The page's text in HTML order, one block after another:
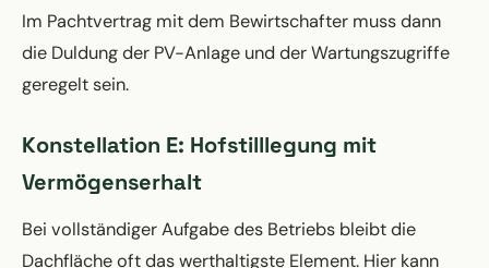
Im Pachtvertrag mit dem Bewirtschafter muss dann
die Duldung der PV-Anlage und der Wartungszugriffe
geregelt sein.
Konstellation E: Hofstilllegung mit
Vermögenserhalt
Bei vollständiger Aufgabe des Betriebs bleibt die
Dachfläche oft das werthaltigste Element. Hier kann